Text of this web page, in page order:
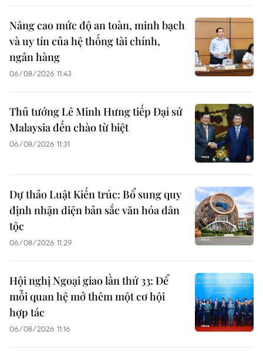
Nâng cao mức độ an toàn, minh bạch
và uy tín của hệ thống tài chính,
ngân hàng
06/08/2026 11:43
Thủ tướng Lê Minh Hưng tiếp Đại sứ
Malaysia đến chào từ biệt
06/08/2026 11:31
Dự thảo Luật Kiến trúc: Bổ sung quy
định nhận diện bản sắc văn hóa dân
tộc
06/08/2026 11:29
Hội nghị Ngoại giao lần thứ 33: Để
mỗi quan hệ mở thêm một cơ hội
hợp tác
06/08/2026 11:16